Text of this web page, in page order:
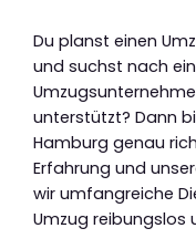
Du planst einen
und suchst nach
unterstützt? Dann
Hamburg genau
Erfahrung und
wir umfangreiche
Umzug reibungslos